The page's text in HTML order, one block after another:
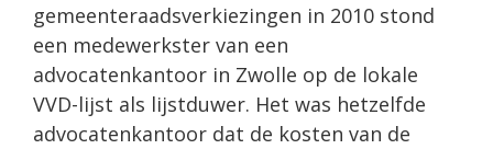
gemeenteraadsverkiezingen in 2010 stond
een medewerkster van een
advocatenkantoor in Zwolle op de lokale
VVD-lijst als lijstduwer. Het was hetzelfde
advocatenkantoor dat de kosten van de